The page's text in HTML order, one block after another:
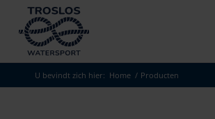
search
results
U bevindt zich hier: Home / Producten